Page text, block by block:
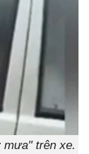
mưa" trên xe.